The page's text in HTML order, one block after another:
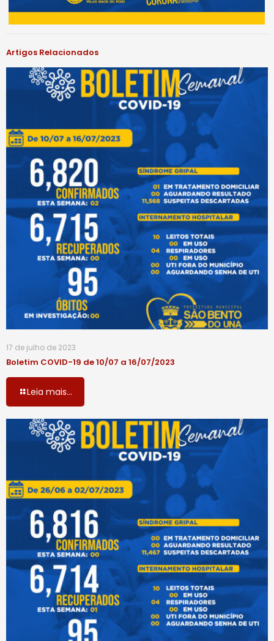
Artigos Relacionados
17 de julho de 2023
Boletim COVID-19 de 10/07 a 16/07/2023
Leia mais...